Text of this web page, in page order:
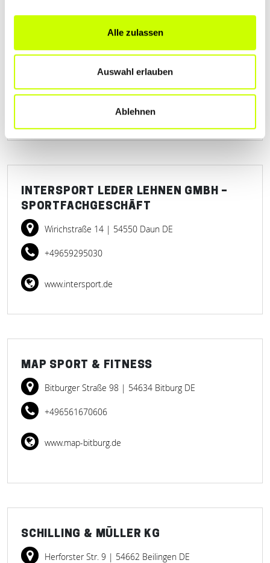
Alle zulassen
Auswahl erlauben
Ablehnen
www.fun-bike-daun.de
INTERSPORT LEDER LEHNEN GMBH –
SPORTFACHGESCHÄFT
Wirichstraße 14 | 54550 Daun DE
+49659295030
www.intersport.de
MAP SPORT & FITNESS
Bitburger Straße 98 | 54634 Bitburg DE
+496561670606
www.map-bitburg.de
SCHILLING & MÜLLER KG
Herforster Str. 9 | 54662 Beilingen DE